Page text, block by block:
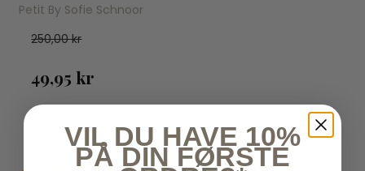
Petit By Sofie Schnoor
250,00 kr
49,95 kr
VIL DU HAVE 10%
PÅ DIN FØRSTE